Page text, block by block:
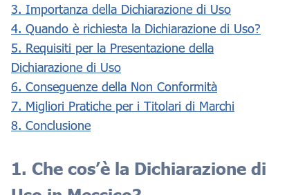
3. Importanza della Dichiarazione di Uso
4. Quando è richiesta la Dichiarazione di Uso?
5. Requisiti per la Presentazione della
Dichiarazione di Uso
6. Conseguenze della Non Conformità
7. Migliori Pratiche per i Titolari di Marchi
8. Conclusione
1. Che cos’è la Dichiarazione di